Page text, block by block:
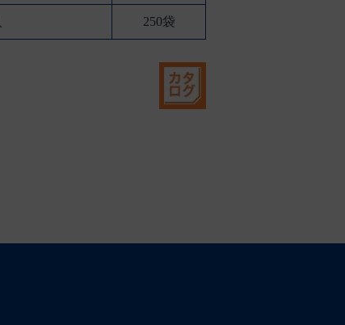
250袋